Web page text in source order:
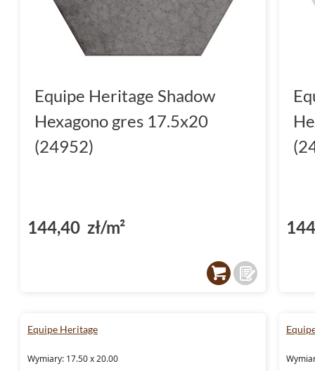
Nie zwlekaj, sprawdź ofertę płytek Equipe
że dzięki nim Twoje wnętrza zyskają
Equipe Heritage Shadow
Hexagono gres 17.5x20
(24952)
144,40 zł/m²
Equipe Heritage
Wymiary: 17.50 x 20.00